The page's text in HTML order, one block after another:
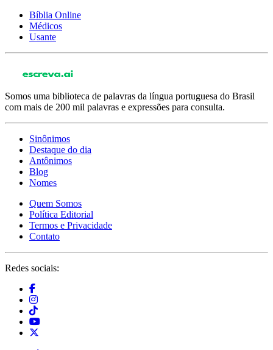
Bíblia Online
Médicos
Usante
Somos uma biblioteca de palavras da língua portuguesa do Brasil
com mais de 200 mil palavras e expressões para consulta.
Sinônimos
Destaque do dia
Antônimos
Blog
Nomes
Quem Somos
Política Editorial
Termos e Privacidade
Contato
Redes sociais: